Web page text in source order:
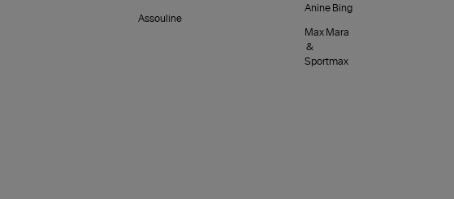
Assouline
Anine Bing
Max Mara
&
Sportmax